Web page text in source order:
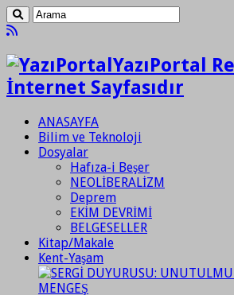
YazıPortal
İnternet Sayfasıdır
ANASAYFA
Bilim ve Teknoloji
Dosyalar
Hafıza-i Beşer
NEOLİBERALİZM
Deprem
EKİM DEVRİMİ
BELGESELLER
Kitap/Makale
Kent-Yaşam